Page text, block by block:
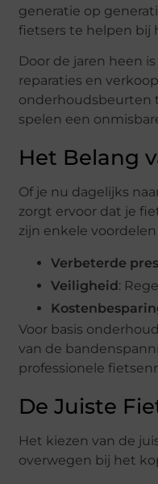
generatie op
fietsers te helpen bij
Door de jaren heen
reparaties en
onderhoudsbeurten
spelen een
Het Belang
Of je nu dagelijks
zorgt ervoor dat je
zijn enkele
Verbeterde
Veiligheid :
Voor basis
van de
professionele
De Juiste
Het kiezen van de
overwegen bij het